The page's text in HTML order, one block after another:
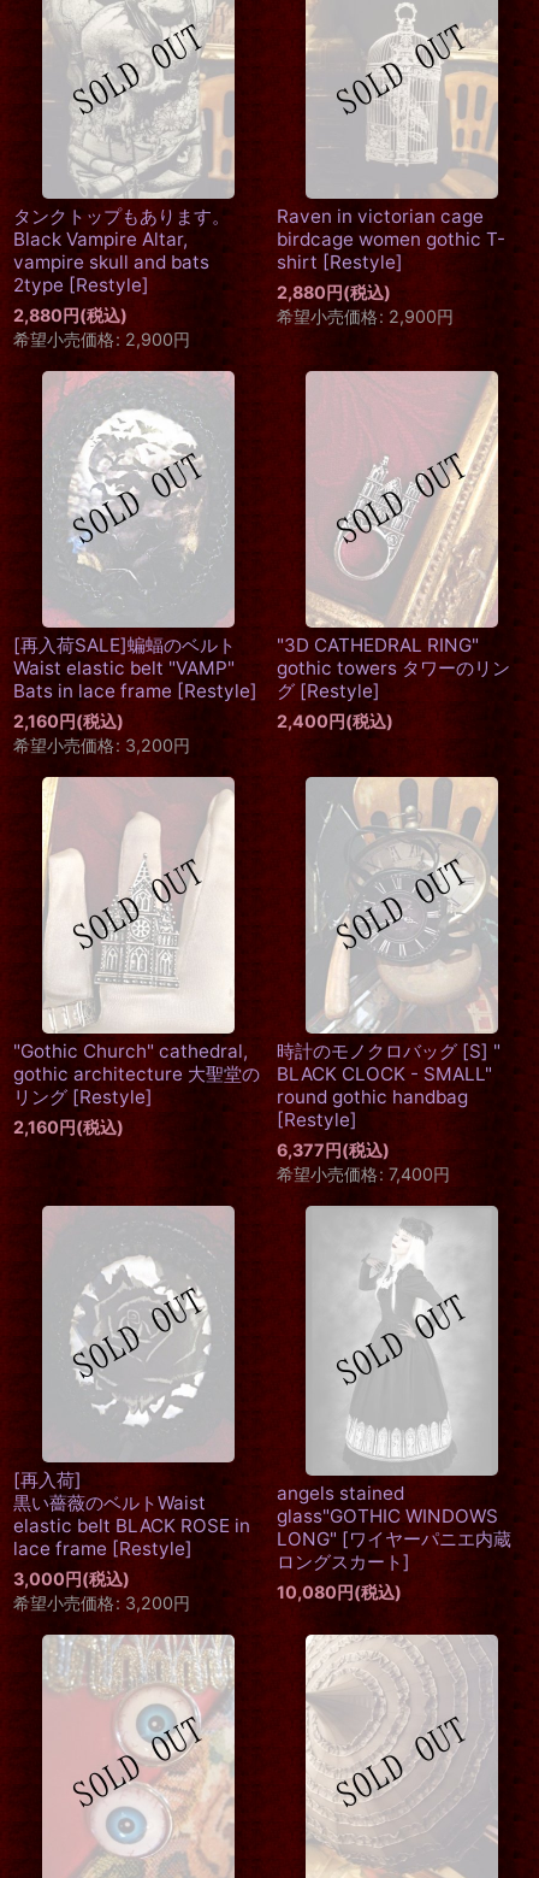
タンクトップもあります。
Black Vampire Altar,
vampire skull and bats
2type [Restyle]
2,880円(税込)
希望小売価格: 2,900円
Raven in victorian cage
birdcage women gothic T-
shirt [Restyle]
2,880円(税込)
希望小売価格: 2,900円
[再入荷SALE]蝙蝠のベルト
Waist elastic belt "VAMP"
Bats in lace frame [Restyle]
2,160円(税込)
希望小売価格: 3,200円
"3D CATHEDRAL RING"
gothic towers タワーのリン
グ [Restyle]
2,400円(税込)
"Gothic Church" cathedral,
gothic architecture 大聖堂の
リング [Restyle]
2,160円(税込)
時計のモノクロバッグ [S] "
BLACK CLOCK - SMALL"
round gothic handbag
[Restyle]
6,377円(税込)
希望小売価格: 7,400円
[再入荷]
黒い薔薇のベルトWaist
elastic belt BLACK ROSE in
lace frame [Restyle]
3,000円(税込)
希望小売価格: 3,200円
angels stained
glass"GOTHIC WINDOWS
LONG" [ワイヤーパニエ内蔵
ロングスカート]
10,080円(税込)